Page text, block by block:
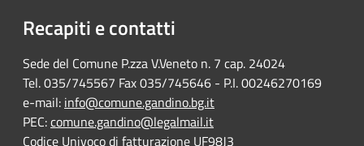
Recapiti e contatti
Sede del Comune P.zza V.Veneto n. 7 cap. 24024
Tel. 035/745567 Fax 035/745646 - P.I. 00246270169
e-mail: info@comune.gandino.bg.it
PEC:comune.gandino@legalmail.it
Codice Univoco di fatturazione UF98J3